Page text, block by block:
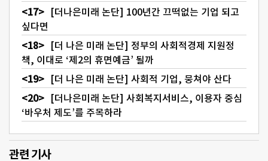
[더나은미래 논단] 100년간 끄떡없는 기업 되고
싶다면
[더 나은 미래 논단] 정부의 사회적경제 지원정
책, 이대로 ‘제2의 휴면예금’ 될까
[더 나은 미래 논단] 사회적 기업, 뭉쳐야 산다
[더나은미래 논단] 사회복지서비스, 이용자 중심
‘바우처 제도’를 주목하라
관련 기사